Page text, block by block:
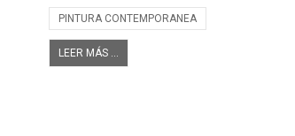
PINTURA CONTEMPORANEA
LEER MÁS ...